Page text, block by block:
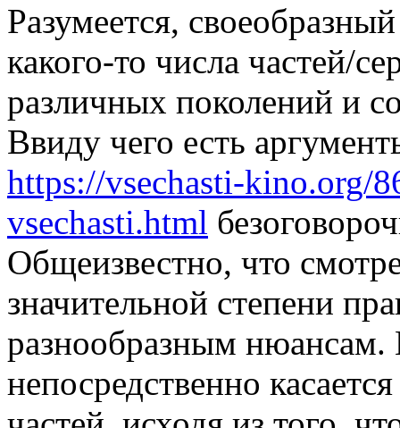
Рaзумeeтся,
какого-то числа частей/
различных поколений и
Ввиду чего есть
https://vsechasti-kino.org/
vsechasti.html
Общеизвестно, что
значительной степени
разнообразным нюансам.
непосредственно